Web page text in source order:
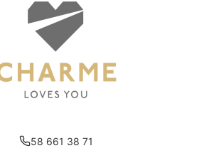
58 661 38 71